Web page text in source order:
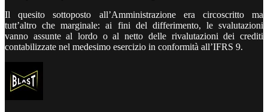
Il quesito sottoposto all’Amministrazione era circoscritto ma
tutt’altro che marginale: ai fini del differimento, le svalutazioni
vanno assunte al lordo o al netto delle rivalutazioni dei crediti
contabilizzate nel medesimo esercizio in conformità all’IFRS 9.